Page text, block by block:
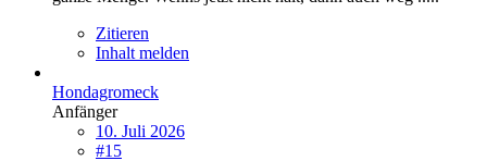
Zitieren
Inhalt melden
Hondagromeck
Anfänger
10. Juli 2026
#15